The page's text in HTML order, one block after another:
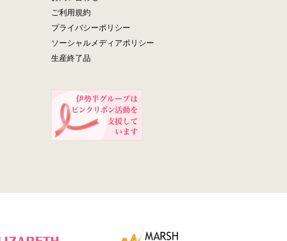
ご利用規約
プライバシーポリシー
ソーシャルメディアポリシー
生産終了品